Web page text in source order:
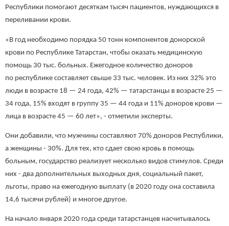
Республики помогают десяткам тысяч пациентов, нуждающихся в
переливании крови.
«В год необходимо порядка 50 тонн компонентов донорской
крови по Республике Татарстан, чтобы оказать медицинскую
помощь 30 тыс. больных. Ежегодное количество доноров
по республике составляет свыше 33 тыс. человек. Из них 32% это
люди в возрасте 18 — 24 года, 42% — татарстанцы в возрасте 25 —
34 года, 15% входят в группу 35 — 44 года и 11% доноров крови —
лица в возрасте 45 — 60 лет», - отметили эксперты.
Они добавили, что мужчины составляют 70% доноров Республики,
а женщины - 30%. Для тех, кто сдает свою кровь в помощь
больным, государство реализует несколько видов стимулов. Среди
них - два дополнительных выходных дня, социальный пакет,
льготы, право на ежегодную выплату (в 2020 году она составила
14,6 тысячи рублей) и многое другое.
На начало января 2020 года среди татарстанцев насчитывалось